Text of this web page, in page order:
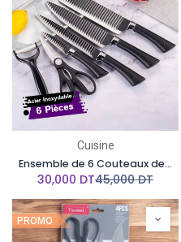
Cuisine
Ensemble de 6 Couteaux de Cuisine en Acier Inoxydable EVRYEALTH
30,000 DT45,000DT
PROMO